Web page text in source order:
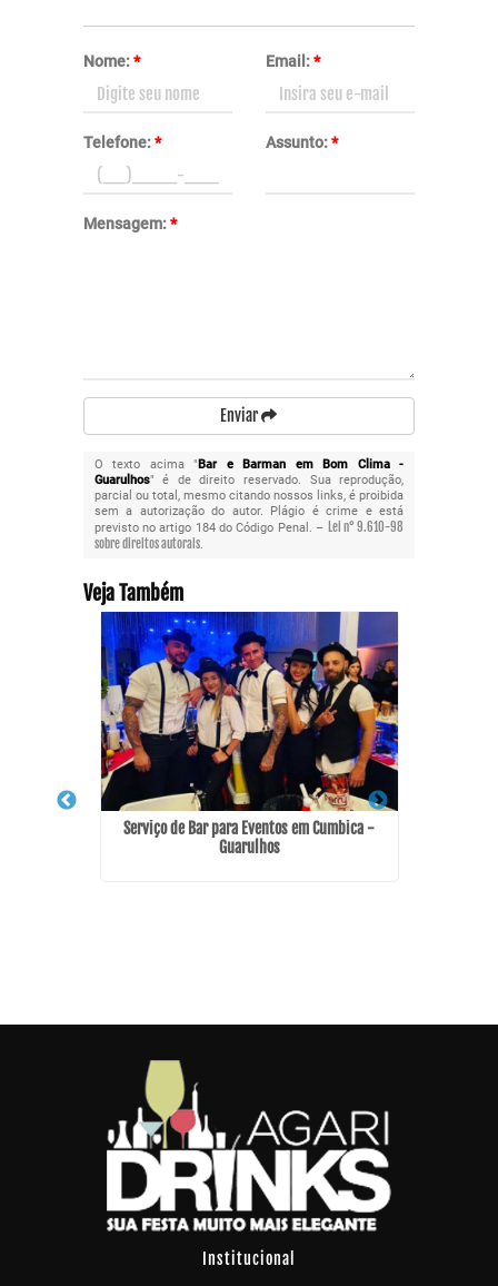
Nome:* Email:*
Telefone:* Assunto:*
Mensagem:*
Enviar
O texto acima "Bar e Barman em Bom Clima -
Guarulhos" é de direito reservado. Sua reprodução,
parcial ou total, mesmo citando nossos links, é proibida
sem a autorização do autor. Plágio é crime e está
previsto no artigo 184 do Código Penal. – Lei n° 9.610-98
sobre direitos autorais.
Veja Também
Serviço de Bar para Eventos em Cumbica -
Guarulhos
Institucional